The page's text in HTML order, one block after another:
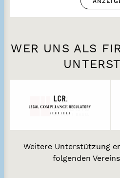
WER UNS ALS
Weitere Unterstützung
folgenden